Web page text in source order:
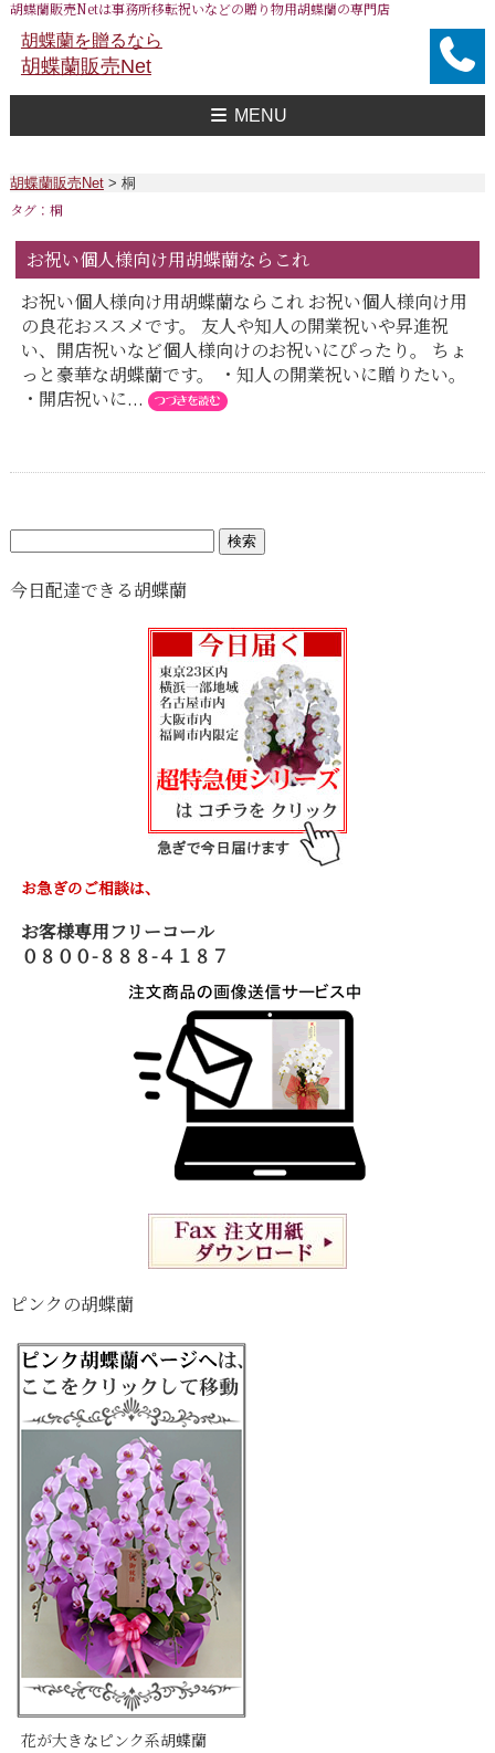
胡蝶蘭販売Netは事務所移転祝いなどの贈り物用胡蝶蘭の専門店
胡蝶蘭を贈るなら
胡蝶蘭販売Net
MENU
胡蝶蘭販売Net> 桐
タグ：桐
お祝い個人様向け用胡蝶蘭ならこれ
お祝い個人様向け用胡蝶蘭ならこれ お祝い個人様向け用
の良花おススメです。 友人や知人の開業祝いや昇進祝
い、開店祝いなど個人様向けのお祝いにぴったり。 ちょ
っと豪華な胡蝶蘭です。 ・知人の開業祝いに贈りたい。
・開店祝いに...
今日配達できる胡蝶蘭
お急ぎのご相談は、
お客様専用フリーコール
０８００-８８８-４１８７
ピンクの胡蝶蘭
花が大きなピンク系胡蝶蘭